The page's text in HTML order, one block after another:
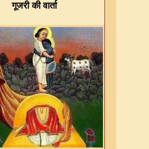
गूजरी की वार्ता